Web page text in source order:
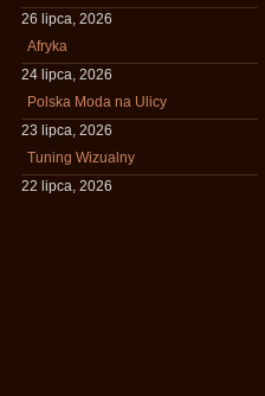
26 lipca, 2026
Afryka
24 lipca, 2026
Polska Moda na Ulicy
23 lipca, 2026
Tuning Wizualny
22 lipca, 2026